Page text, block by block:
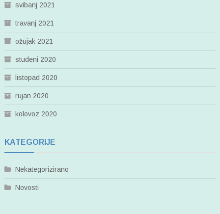
svibanj 2021
travanj 2021
ožujak 2021
studeni 2020
listopad 2020
rujan 2020
kolovoz 2020
KATEGORIJE
Nekategorizirano
Novosti